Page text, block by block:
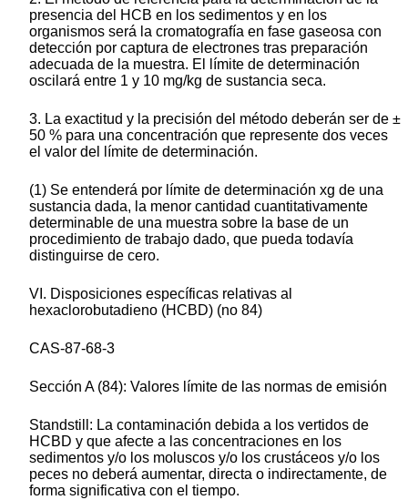
presencia del HCB en los sedimentos y en los
organismos será la cromatografía en fase gaseosa con
detección por captura de electrones tras preparación
adecuada de la muestra. El límite de determinación
oscilará entre 1 y 10 mg/kg de sustancia seca.
3. La exactitud y la precisión del método deberán ser de ±
50 % para una concentración que represente dos veces
el valor del límite de determinación.
(1) Se entenderá por límite de determinación xg de una
sustancia dada, la menor cantidad cuantitativamente
determinable de una muestra sobre la base de un
procedimiento de trabajo dado, que pueda todavía
distinguirse de cero.
VI. Disposiciones específicas relativas al
hexaclorobutadieno (HCBD) (no 84)
CAS-87-68-3
Sección A (84): Valores límite de las normas de emisión
Standstill: La contaminación debida a los vertidos de
HCBD y que afecte a las concentraciones en los
sedimentos y/o los moluscos y/o los crustáceos y/o los
peces no deberá aumentar, directa o indirectamente, de
forma significativa con el tiempo.